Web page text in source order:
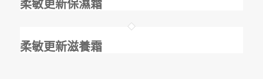
柔敏更新保濕霜
柔敏更新滋養霜